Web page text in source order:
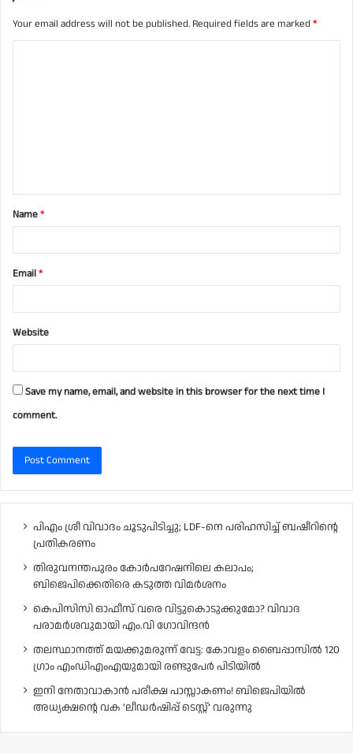
Your email address will not be published. Required fields are marked*
t
*Name*
Email*
Website
Save my name, email, and website in this browser for the next time I
comment.
പിഎം ശ്രീ വിവാദം ചൂടുപിടിച്ചു; LDF-നെ പരിഹസിച്ച് ബഷീറിന്റെ
പ്രതികരണം
തിരുവനന്തപുരം കോർപറേഷനിലെ കലാപം;
ബിജെപിക്കെതിരെ കടുത്ത വിമർശനം
കെപിസിസി ഓഫീസ് വരെ വിട്ടുകൊടുക്കുമോ? വിവാദ
പരാമർശവുമായി എം.വി ഗോവിന്ദൻ
തലസ്ഥാനത്ത് മയക്കുമരുന്ന് വേട്ട: കോവളം ബൈപ്പാസിൽ 120
ഗ്രാം എംഡിഎംഎയുമായി രണ്ടുപേർ പിടിയിൽ
ഇനി നേതാവാകാൻ പരീക്ഷ പാസ്സാകണം! ബിജെപിയിൽ
അധ്യക്ഷന്റെ വക ‘ലീഡർഷിപ്പ് ടെസ്റ്റ്’ വരുന്നു